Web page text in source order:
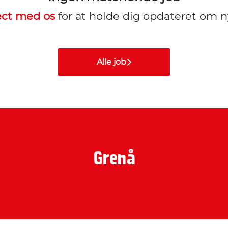
med osfor at holde dig opdateret om
Alle job
Grenå